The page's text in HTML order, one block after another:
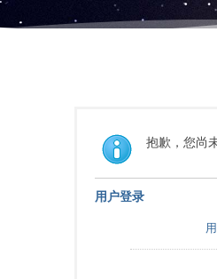
抱歉，您尚
用户登录